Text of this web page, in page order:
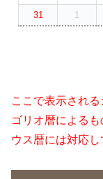
31
1
ここで表示され
ゴリオ暦による
ウス暦には対応し